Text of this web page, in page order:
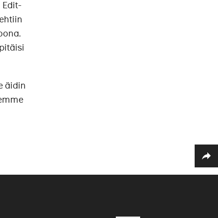
Edit-
äidin